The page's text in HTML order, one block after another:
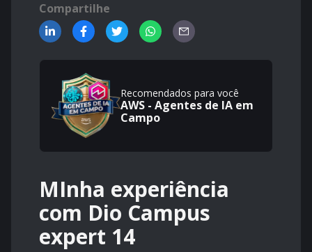
Compartilhe
Recomendados para você
AWS - Agentes de IA em
Campo
MInha experiência
com Dio Campus
expert 14